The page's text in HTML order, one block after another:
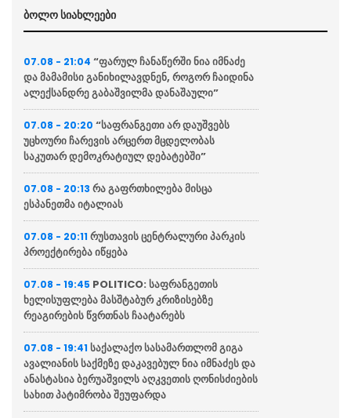
ბოლო სიახლეები
07.08 - 21:04 “ფარულ ჩანაწერში ნია იმნაძე
და მამამისი განიხილავდნენ, როგორ ჩაიდინა
ალექსანდრე გაბაშვილმა დანაშაული”
07.08 - 20:20 “საფრანგეთი არ დაუშვებს
უცხოური ჩარევის არცერთ მცდელობას
საკუთარ დემოკრატიულ დებატებში”
07.08 - 20:13 რა გაფრთხილება მისცა
ესპანეთმა იტალიას
07.08 - 20:11 რუსთავის ცენტრალური პარკის
პროექტირება იწყება
07.08 - 19:45 POLITICO: საფრანგეთის
ხელისუფლება მასშტაბურ კრიზისებზე
რეაგირების წვრთნას ჩაატარებს
07.08 - 19:41 საქალაქო სასამართლომ გიგა
ავალიანის საქმეზე დაკავებულ ნია იმნაძეს და
ანასტასია ბერუაშვილს აღკვეთის ღონისძიების
სახით პატიმრობა შეუფარდა